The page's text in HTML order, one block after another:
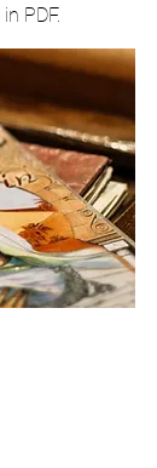
PDF.